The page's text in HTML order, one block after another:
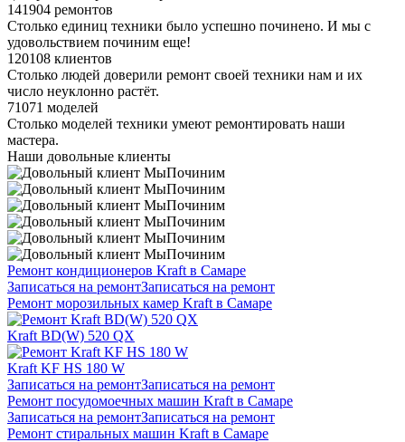
141904 ремонтов
Столько единиц техники было успешно починено. И мы с
удовольствием починим еще!
120108 клиентов
Столько людей доверили ремонт своей техники нам и их
число неуклонно растёт.
71071 моделей
Столько моделей техники умеют ремонтировать наши
мастера.
Наши довольные клиенты
Ремонт кондиционеров Kraft в Самаре
Записаться на ремонтЗаписаться на ремонт
Ремонт морозильных камер Kraft в Самаре
Kraft BD(W) 520 QX
Kraft KF HS 180 W
Записаться на ремонтЗаписаться на ремонт
Ремонт посудомоечных машин Kraft в Самаре
Записаться на ремонтЗаписаться на ремонт
Ремонт стиральных машин Kraft в Самаре